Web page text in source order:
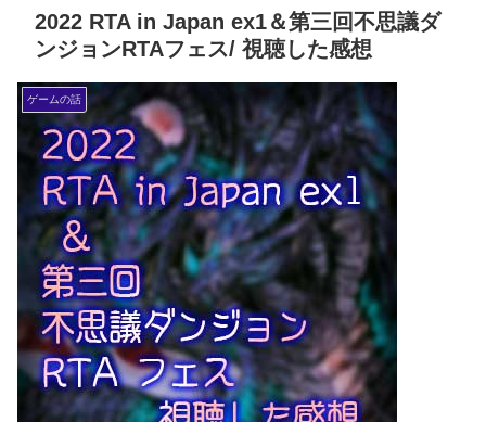
2022 RTA in Japan ex1＆第三回不思議ダ
ンジョンRTAフェス/ 視聴した感想
ゲームの話